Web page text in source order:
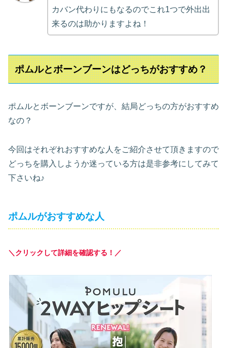
カバン代わりにもなるのでこれ1つで外出出
来るのは助かりますよね！
ポムルとボーンブーンはどっちがおすすめ？
ポムルとボーンブーンですが、結局どっちの方がおすすめ
なの？
今回はそれぞれおすすめな人をご紹介させて頂きますので
どっちを購入しようか迷っている方は是非参考にしてみて
下さいね♪
ポムルがおすすめな人
＼クリックして詳細を確認する！／